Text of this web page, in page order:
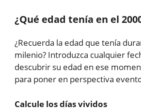
¿Qué edad tenía en el
¿Recuerda la edad que tenía
milenio? Introduzca cualquier
descubrir su edad en ese
para poner en perspectiva
Calcule los días vividos